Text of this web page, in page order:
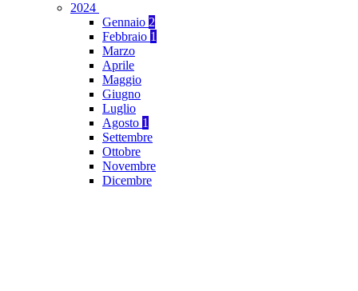
2024
Gennaio 2
Febbraio 1
Marzo
Aprile
Maggio
Giugno
Luglio
Agosto 1
Settembre
Ottobre
Novembre
Dicembre